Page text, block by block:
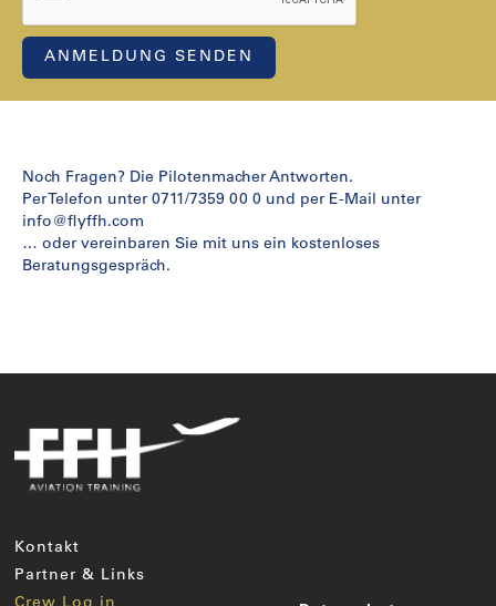
Noch Fragen? Die Pilotenmacher Antworten.
Per Telefon unter 0711/7359 00 0 und per E-Mail unter
info@flyffh.com
… oder vereinbaren Sie mit uns ein kostenloses
Beratungsgespräch.
Kontakt
Partner & Links